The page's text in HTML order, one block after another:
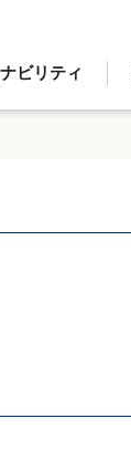
ビリティ